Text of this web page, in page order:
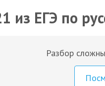
из ЕГЭ по
Разбор